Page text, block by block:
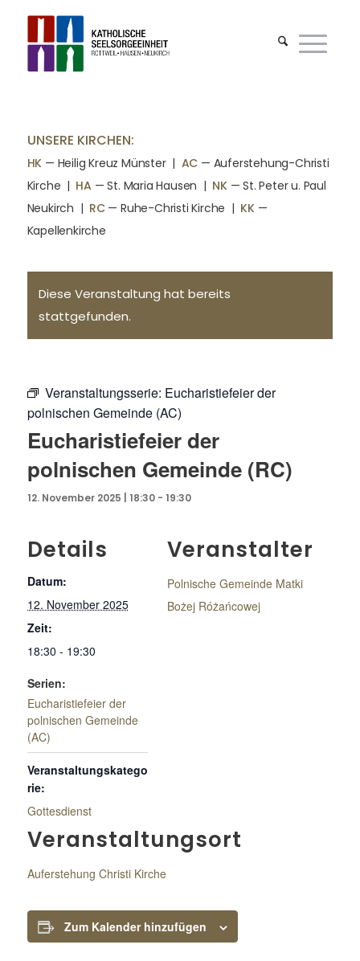
UNSERE KIRCHEN:
HK — Heilig Kreuz Münster | AC — Auferstehung-Christi
Kirche | HA — St. Maria Hausen | NK— St. Peter u. Paul
Neukirch | RC— Ruhe-Christi Kirche | KK—
Kapellenkirche
Diese Veranstaltung hat bereits
stattgefunden.
Veranstaltungsserie: Eucharistiefeier der
polnischen Gemeinde (AC)
Eucharistiefeier der
polnischen Gemeinde (RC)
12. November 2025 | 18:30- 19:30
Details
Datum:
12. November 2025
Zeit:
18:30 - 19:30
Serien:
Eucharistiefeier der
polnischen Gemeinde
(AC)
Veranstaltungskatego
rie:
Gottesdienst
Veranstaltungsort
Auferstehung Christi Kirche
Veranstalter
Polnische Gemeinde Matki
Bożej Różańcowej
Zum Kalender hinzufügen